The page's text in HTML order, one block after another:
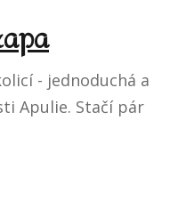
- jednoduchá a
Apulie. Stačí pár